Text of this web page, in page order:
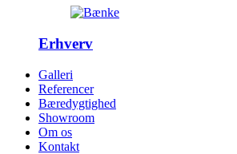
Erhverv
Galleri
Referencer
Bæredygtighed
Showroom
Om os
Kontakt